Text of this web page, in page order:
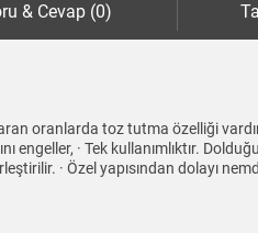
& Cevap (0)
oranlarda toz tutma özelliği
· Tek kullanımlıktır.
· Özel yapısından dolayı